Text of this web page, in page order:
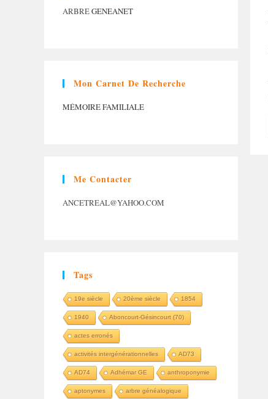
ARBREGENEANET
Mon Carnet De Recherche
MÉMOIRE FAMILIALE
Me Contacter
ANCETREAL@YAHOO.COM
Tags
19e siècle 20ème siècle 1854
1940 Aboncourt-Gésincourt (70)
actes erronés
activités intergénérationnelles AD73
AD74 Adhémar GE anthroponymie
aptonymes arbre généalogique